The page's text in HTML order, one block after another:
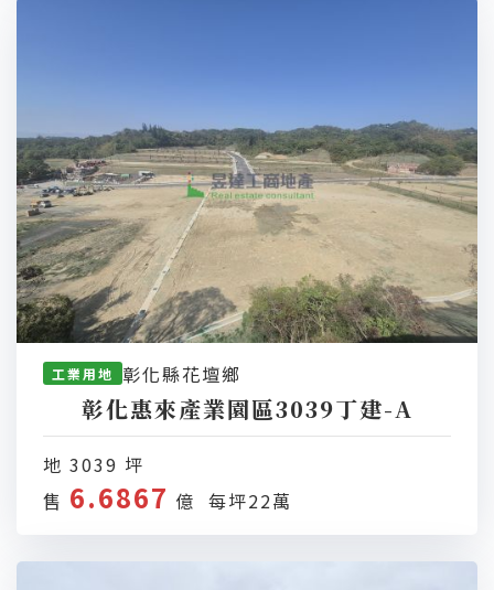
工業用地 彰化縣花壇鄉
彰化惠來產業園區3039丁建-A
地 3039 坪
售 6.6867 億 每坪22萬